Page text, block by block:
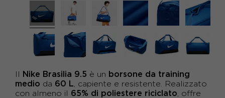
Il Nike Brasilia 9.5 è un borsone da training
medio da 60 L , capiente e resistente. Realizzato
con almeno il 65% di poliestere riciclato , offre